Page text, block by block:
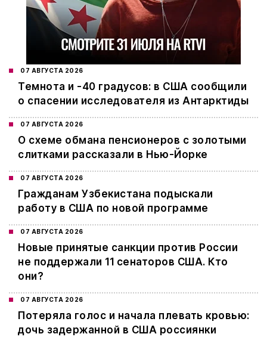
07 АВГУСТА 2026
Темнота и -40 градусов: в США сообщили
о спасении исследователя из Антарктиды
07 АВГУСТА 2026
О схеме обмана пенсионеров с золотыми
слитками рассказали в Нью-Йорке
07 АВГУСТА 2026
Гражданам Узбекистана подыскали
работу в США по новой программе
07 АВГУСТА 2026
Новые принятые санкции против России
не поддержали 11 сенаторов США. Кто
они?
07 АВГУСТА 2026
Потеряла голос и начала плевать кровью:
дочь задержанной в США россиянки